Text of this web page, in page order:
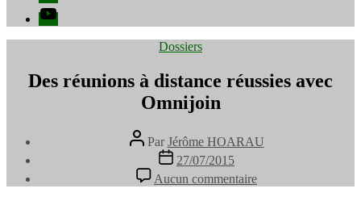
YouTube
Catégories
Dossiers
Des réunions à distance réussies avec
Omnijoin
Auteur
de
l’article
Par Jérôme HOARAU
Date
l’article
27/07/2015
Aucun commentaire
Des